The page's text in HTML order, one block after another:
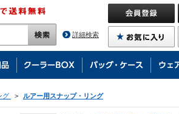
詳細検索
グ > ルアー用スナップ・リング